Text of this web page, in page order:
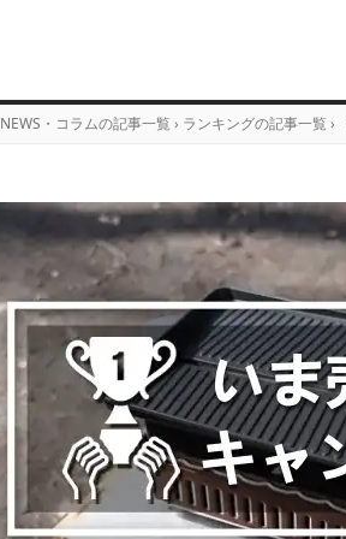
NEWS・コラムの記事一覧 › ランキングの記事一覧 ›